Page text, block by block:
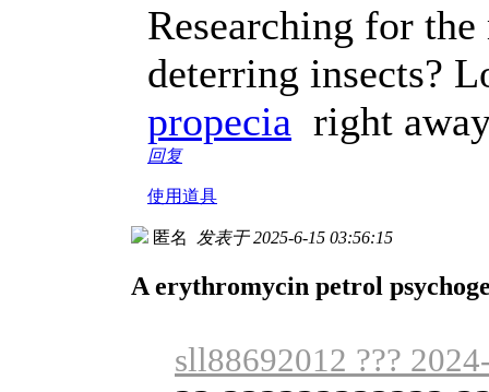
Researching for
deterring insects?
propecia right
回复
使用道具
匿名 发表于 2025-6-15 03:56:15
A erythromycin petrol
sll88692012 ???